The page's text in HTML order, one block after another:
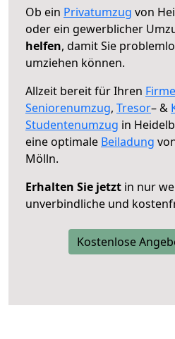
Ob ein Privatumzug von
oder ein gewerblicher
helfen, damit Sie
umziehen können.
Allzeit bereit für Ihren
Seniorenumzug, Tresor– &
Studentenumzug in
eine optimale Beiladung
Mölln.
Erhalten Sie jetzt in nur
unverbindliche und
Kostenlose